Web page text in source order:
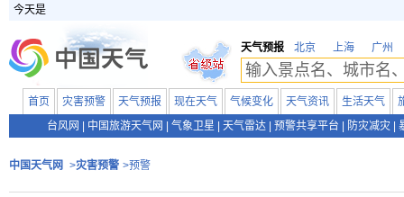
今天是
天气预报 北京 上海 广州
首页 灾害预警 天气预报 现在天气 气候变化 天气资讯 生活天气
台风网
中国旅游天气网 气象卫星 天气雷达 预警共享平台 防灾减灾
中国天气网 >灾害预警 >预警